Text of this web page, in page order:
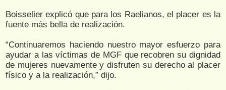
Boisselier explicó que para los Raelianos, el placer es la
fuente más bella de realización.
“Continuaremos haciendo nuestro mayor esfuerzo para
ayudar a las víctimas de MGF que recobren su dignidad
de mujeres nuevamente y disfruten su derecho al placer
físico y a la realización,” dijo.